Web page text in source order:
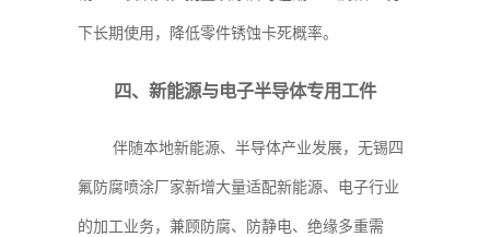
下长期使用，降低零件锈蚀卡死概率。
四、新能源与电子半导体专用工件
伴随本地新能源、半导体产业发展，无锡四
氟防腐喷涂厂家新增大量适配新能源、电子行业
的加工业务，兼顾防腐、防静电、绝缘多重需